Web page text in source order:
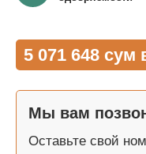
5 071 648 сум
Мы вам
Оставьте свой